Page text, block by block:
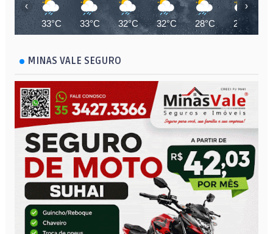
33°C 33°C 32°C 32°C 28°C 26°C
‹ ›
MINAS VALE SEGURO